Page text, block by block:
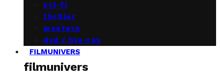
sci-fi
thriller
western
dvd / blu-ray
FILMUNIVERS
filmunivers